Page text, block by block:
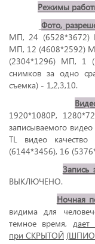
Режимы
Фото,
МП, 24 (6528*3672)
МП, 12 (4608*2592)
(2304*1296) МП, 1
снимков за одно
съемка) - 1,2,3,10.
1920*1080Р,
записываемого
TL видео
(6144*3456), 16
Запись
ВЫКЛЮЧЕНО.
Ночная
видима для
темное время, дает
при СКРЫТОЙ